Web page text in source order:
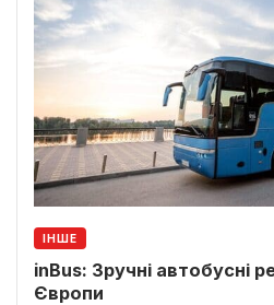
ІНШЕ
inBus: Зручні автобусні
Європи